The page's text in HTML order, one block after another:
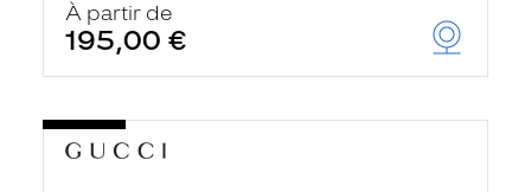
À partir de
195,00 €